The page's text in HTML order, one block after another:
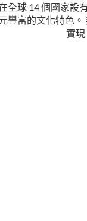
全球 14 個國家
豐富的文化特色
實現